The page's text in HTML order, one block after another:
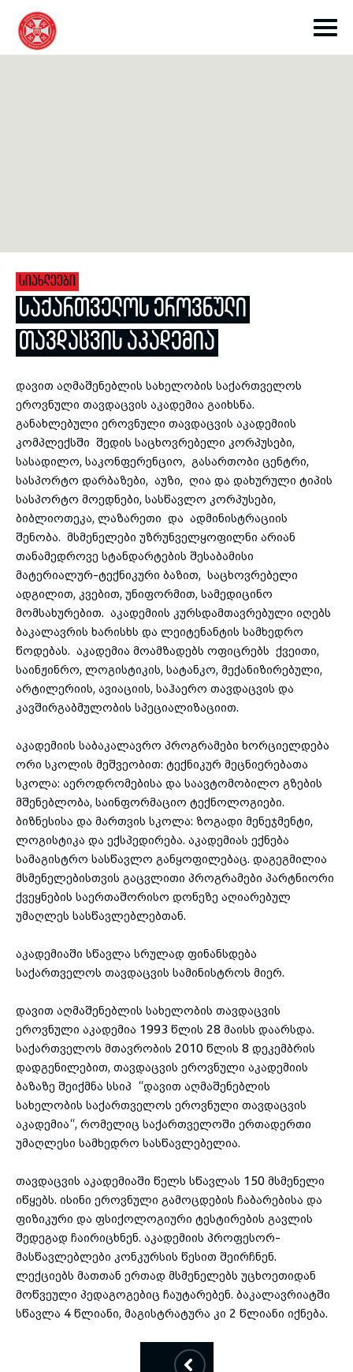
toggle submenu
toggle submenu
ᲡᲘᲐᲮᲚᲔᲔᲑᲘ
ᲡᲐᲥᲐᲠᲗᲕᲔᲚᲝᲡ ᲔᲠᲝᲕᲜᲣᲚᲘ
ᲗᲐᲕᲓᲐᲪᲕᲘᲡ ᲐᲙᲐᲓᲔᲛᲘᲐ
დავით აღმაშენებლის სახელობის საქართველოს
ეროვნული თავდაცვის აკადემია გაიხსნა.
განახლებული ეროვნული თავდაცვის აკადემიის
კომპლექსში შედის საცხოვრებელი კორპუსები,
სასადილო, საკონფერენციო, გასართობი ცენტრი,
სასპორტო დარბაზები, აუზი, ღია და დახურული ტიპის
სასპორტო მოედნები, სასწავლო კორპუსები,
ბიბლიოთეკა, ლაზარეთი და ადმინისტრაციის
შენობა. მსმენელები უზრუნველყოფილნი არიან
თანამედროვე სტანდარტების შესაბამისი
მატერიალურ-ტექნიკური ბაზით, საცხოვრებელი
ადგილით, კვებით, უნიფორმით, სამედიცინო
მომსახურებით. აკადემიის კურსდამთავრებული იღებს
ბაკალავრის ხარისხს და ლეიტენანტის სამხედრო
წოდებას. აკადემია მოამზადებს ოფიცრებს ქვეითი,
საინჟინრო, ლოგისტიკის, სატანკო, მექანიზირებული,
არტილერიის, ავიაციის, საჰაერო თავდაცვის და
კავშირგაბმულობის სპეციალიზაციით.
აკადემიის საბაკალავრო პროგრამები ხორციელდება
ორი სკოლის მეშვეობით: ტექნიკურ მეცნიერებათა
სკოლა: აეროდრომებისა და საავტომობილო გზების
მშენებლობა, საინფორმაციო ტექნოლოგიები.
ბიზნესისა და მართვის სკოლა: ზოგადი მენეჯმენტი,
ლოგისტიკა და ექსპედირება. აკადემიას ექნება
სამაგისტრო სასწავლო განყოფილებაც. დაგეგმილია
მსმენელებისთვის გაცვლითი პროგრამები პარტნიორი
ქვეყნების საერთაშორისო დონეზე აღიარებულ
უმაღლეს სასწავლებლებთან.
აკადემიაში სწავლა სრულად ფინანსდება
საქართველოს თავდაცვის სამინისტროს მიერ.
დავით აღმაშენებლის სახელობის თავდაცვის
ეროვნული აკადემია 1993 წლის 28 მაისს დაარსდა.
საქართველოს მთავრობის 2010 წლის 8 დეკემბრის
დადგენილებით, თავდაცვის ეროვნული აკადემიის
ბაზაზე შეიქმნა სსიპ “დავით აღმაშენებლის
სახელობის საქართველოს ეროვნული თავდაცვის
აკადემია“, რომელიც საქართველოში ერთადერთი
უმაღლესი სამხედრო სასწავლებელია.
თავდაცვის აკადემიაში წელს სწავლას 150 მსმენელი
იწყებს. ისინი ეროვნული გამოცდების ჩაბარებისა და
ფიზიკური და ფსიქოლოგიური ტესტირების გავლის
შედეგად ჩაირიცხნენ. აკადემიის პროფესორ-
მასწავლებლები კონკურსის წესით შეირჩნენ.
ლექციებს მათთან ერთად მსმენელებს უცხოეთიდან
მოწვეული პედაგოგებიც ჩაუტარებენ. ბაკალავრიატში
სწავლა 4 წლიანი, მაგისტრატურა კი 2 წლიანი იქნება.